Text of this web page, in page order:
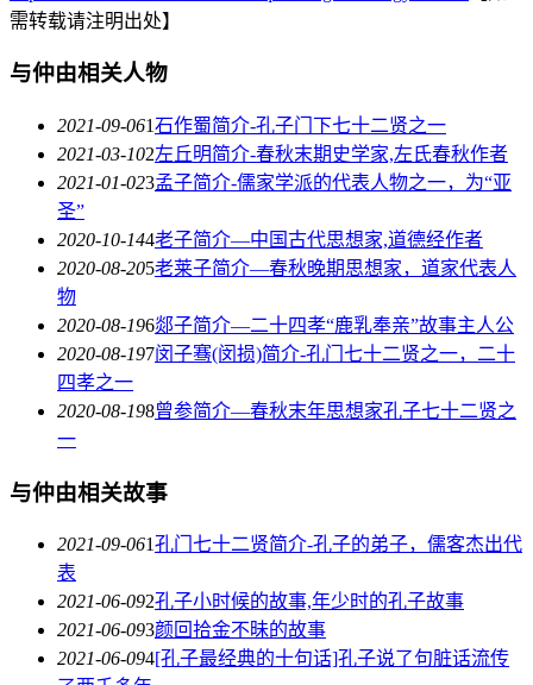
需转载请注明出处】
与仲由相关人物
2021-09-061石作蜀简介-孔子门下七十二贤之一
2021-03-102左丘明简介-春秋末期史学家,左氏春秋作者
2021-01-023孟子简介-儒家学派的代表人物之一，为“亚
圣”
2020-10-144老子简介—中国古代思想家,道德经作者
2020-08-205老莱子简介—春秋晚期思想家，道家代表人
物
2020-08-196郯子简介—二十四孝“鹿乳奉亲”故事主人公
2020-08-197闵子骞(闵损)简介-孔门七十二贤之一，二十
四孝之一
2020-08-198曾参简介—春秋末年思想家孔子七十二贤之
一
与仲由相关故事
2021-09-061孔门七十二贤简介-孔子的弟子，儒客杰出代
表
2021-06-092孔子小时候的故事,年少时的孔子故事
2021-06-093颜回拾金不昧的故事
2021-06-094[孔子最经典的十句话]孔子说了句脏话流传